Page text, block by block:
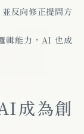
反向修正提問方
輯能力，AI 也成
成為創